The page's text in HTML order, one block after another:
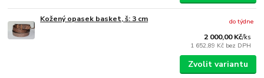
Kožený opasek basket, š: 3 cm
2 000,00 Kč/ks
1 652,89 Kč bez DPH
do týdne
Zvolit variantu